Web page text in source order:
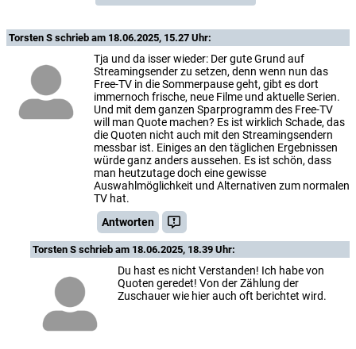
Torsten S schrieb am 18.06.2025, 15.27 Uhr:
Tja und da isser wieder: Der gute Grund auf
Streamingsender zu setzen, denn wenn nun das
Free-TV in die Sommerpause geht, gibt es dort
immernoch frische, neue Filme und aktuelle Serien.
Und mit dem ganzen Sparprogramm des Free-TV
will man Quote machen? Es ist wirklich Schade, das
die Quoten nicht auch mit den Streamingsendern
messbar ist. Einiges an den täglichen Ergebnissen
würde ganz anders aussehen. Es ist schön, dass
man heutzutage doch eine gewisse
Auswahlmöglichkeit und Alternativen zum normalen
TV hat.
Antworten
Torsten S schrieb am 18.06.2025, 18.39 Uhr:
Du hast es nicht Verstanden! Ich habe von
Quoten geredet! Von der Zählung der
Zuschauer wie hier auch oft berichtet wird.